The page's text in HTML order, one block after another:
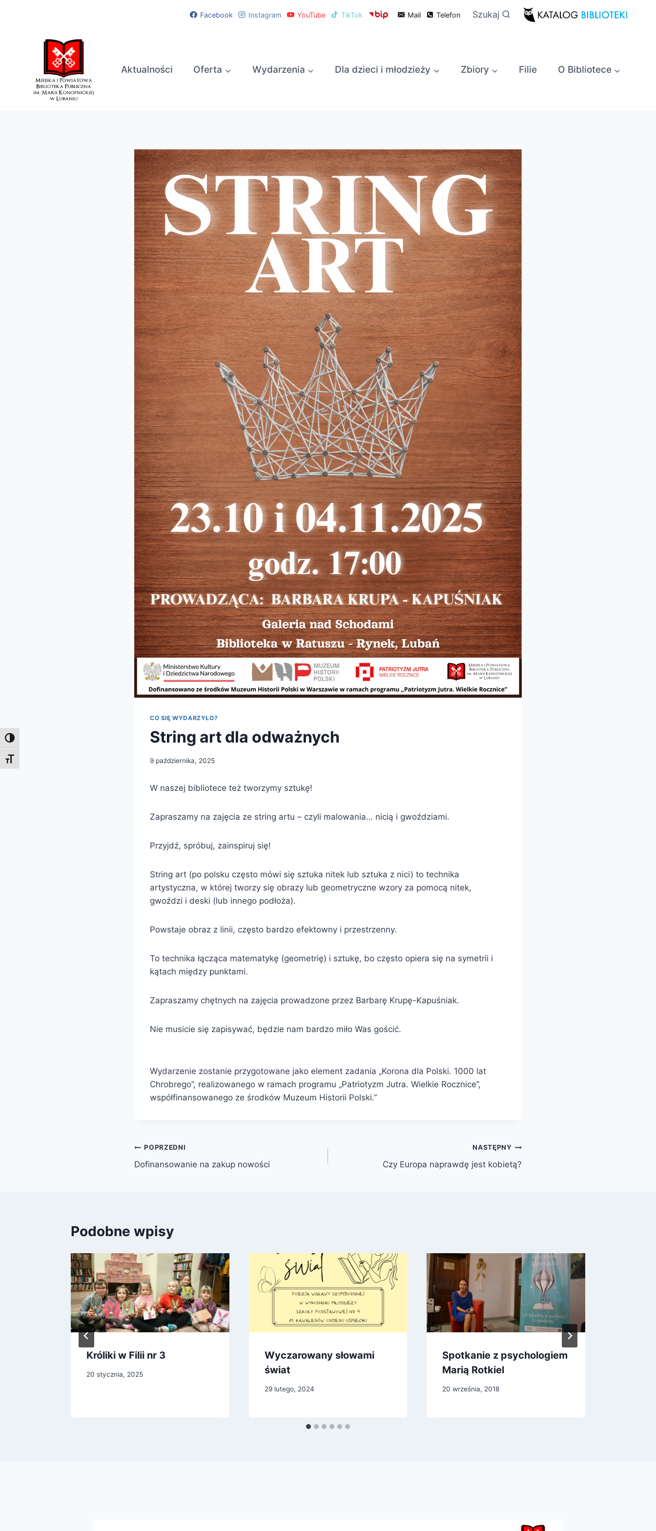
Toggle High Contrast
Toggle Font size
Facebook Instagram YouTube TikTok Mail Telefon Szukaj
Aktualności Oferta Wydarzenia Dla dzieci i młodzieży Zbiory Filie O Bibliotece
CO SIĘ WYDARZYŁO?
String art dla odważnych
9 października, 2025
W naszej bibliotece też tworzymy sztukę!
Zapraszamy na zajęcia ze string artu – czyli malowania… nicią i gwoździami.
Przyjdź, spróbuj, zainspiruj się!
String art (po polsku często mówi się sztuka nitek lub sztuka z nici) to technika
artystyczna, w której tworzy się obrazy lub geometryczne wzory za pomocą nitek,
gwoździ i deski (lub innego podłoża).
Powstaje obraz z linii, często bardzo efektowny i przestrzenny.
To technika łącząca matematykę (geometrię) i sztukę, bo często opiera się na symetrii i
kątach między punktami.
Zapraszamy chętnych na zajęcia prowadzone przez Barbarę Krupę-Kapuśniak.
Nie musicie się zapisywać, będzie nam bardzo miło Was gościć.
Wydarzenie zostanie przygotowane jako element zadania „Korona dla Polski. 1000 lat
Chrobrego”, realizowanego w ramach programu „Patriotyzm Jutra. Wielkie Rocznice”,
współfinansowanego ze środków Muzeum Historii Polski.”
Nawigacja
wpisu
POPRZEDNI
Dofinansowanie na zakup nowości
NASTĘPNY
Czy Europa naprawdę jest kobietą?
Podobne wpisy
Króliki w Filii nr 3
20 stycznia, 2025
Wyczarowany słowami
świat
29 lutego, 2024
Spotkanie z psychologiem
Marią Rotkiel
20 września, 2018